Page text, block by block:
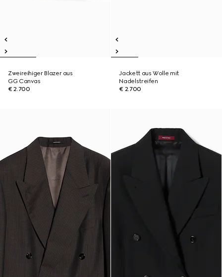
Zweireihiger Blazer aus
GG Canvas
€ 2.700
Jackett aus Wolle mit
Nadelstreifen
€ 2.700